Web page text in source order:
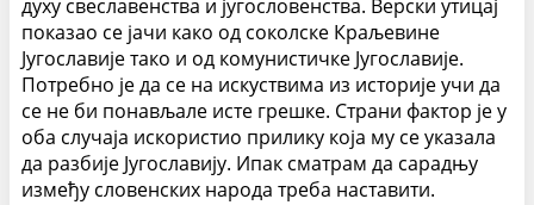
духу свеславенства и југословенства. Верски утицај
показао се јачи како од соколске Краљевине
Југославије тако и од комунистичке Југославије.
Потребно је да се на искуствима из историје учи да
се не би понављале исте грешке. Страни фактор је у
оба случаја искористио прилику која му се указала
да разбије Југославију. Ипак сматрам да сарадњу
између словенских народа треба наставити.